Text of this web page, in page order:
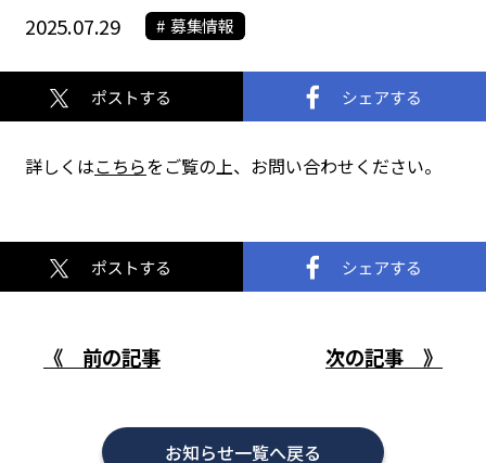
2025.07.29 募集情報
詳しくはこちらをご覧の上、お問い合わせください。
《 前の記事 次の記事 》
お知らせ一覧へ戻る